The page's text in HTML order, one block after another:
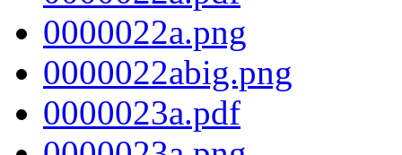
0000022a.png
0000022abig.png
0000023a.pdf